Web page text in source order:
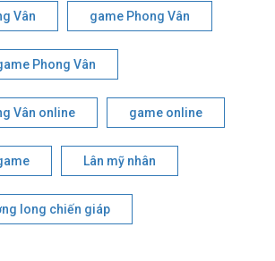
Vân game Phong Vân
Phong Vân
Vân online game online
Lân mỹ nhân
long chiến giáp